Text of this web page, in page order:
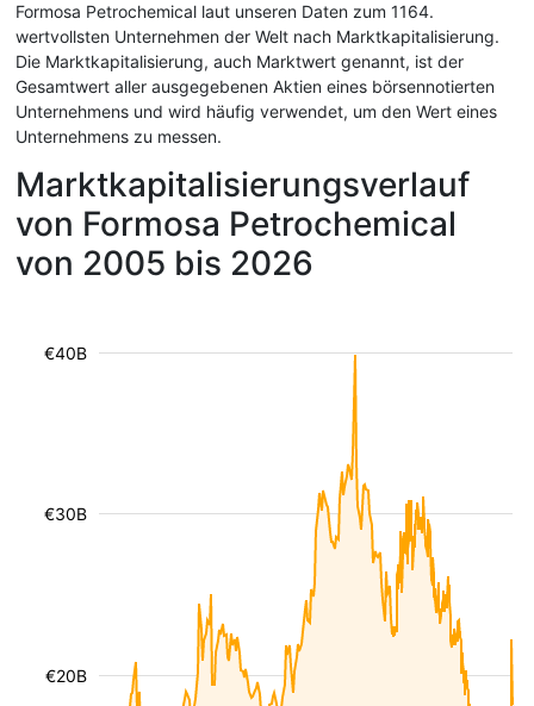
Formosa Petrochemical laut unseren Daten zum 1164.
wertvollsten Unternehmen der Welt nach Marktkapitalisierung.
Die Marktkapitalisierung, auch Marktwert genannt, ist der
Gesamtwert aller ausgegebenen Aktien eines börsennotierten
Unternehmens und wird häufig verwendet, um den Wert eines
Unternehmens zu messen.
Marktkapitalisierungsverlauf
von Formosa Petrochemical
von 2005 bis 2026
€20B
€30B
€40B